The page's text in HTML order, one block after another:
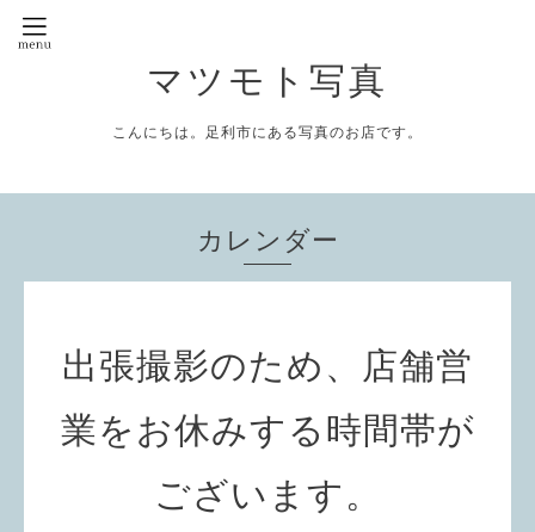
マツモト写真
こんにちは。足利市にある写真のお店です。
カレンダー
出張撮影のため、店舗営
業をお休みする時間帯が
ございます。